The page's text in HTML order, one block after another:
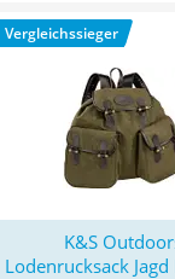
Wanderschuhe Herren
Sicherheitsweste
sind Sie zudem
im August 2026
Lodenrucksack
Vergleichssieger
K&S
Lodenrucksack